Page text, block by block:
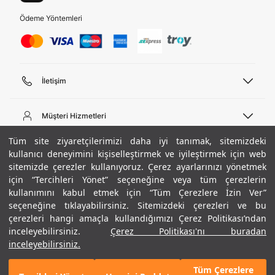
Tüm site ziyaretçilerimizi daha iyi tanımak, sitemizdeki
kullanıcı deneyimini kişiselleştirmek ve iyileştirmek için web
sitemizde çerezler kullanıyoruz. Çerez ayarlarınızı yönetmek
için “Tercihleri Yönet” seçeneğine veya tüm çerezlerin
kullanımını kabul etmek için “Tüm Çerezlere İzin Ver”
seçeneğine tıklayabilirsiniz. Sitemizdeki çerezleri ve bu
çerezleri hangi amaçla kullandığımızı Çerez Politikası’ndan
inceleyebilirsiniz.
Çerez Politikası'nı buradan
inceleyebilirsiniz.
Tüm Çerezlere
+ 6 Renk
Ödeme Yöntemleri
İletişim
444 02 00
Pazartesi - Cuma 09:00 - 18:00
E-posta
bilgi@underarmour.com
Müşteri Hizmetleri
Sipariş Sorgulama
Bize Ulaşın
Teslimat Bilgileri
İşlem Rehberi
İade ve Değişimler
Sıkça Sorulan Sorular
Beden Rehberi
Site Haritası
Hakkımızda
Ticari Bilgiler
Hükümler ve Koşullar
Gizlilik Politikası
Çerez Politikası
Kariyer
ETBİS
UA Sosyal Medya
Instagram
Facebook
Twitter
Popüler Kategoriler
Erkek Basketbol Ayakkabısı
Çocuk Basketbol Ayakkabısı
Erkek Eşofman